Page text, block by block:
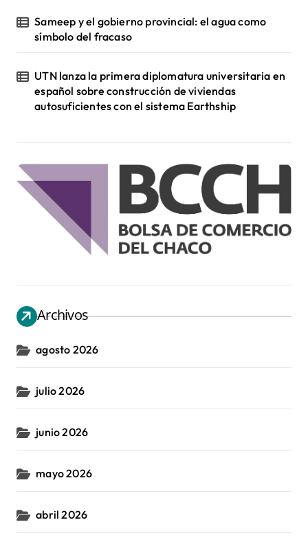
Sameep y el gobierno provincial: el agua como
símbolo del fracaso
UTN lanza la primera diplomatura universitaria en
español sobre construcción de viviendas
autosuficientes con el sistema Earthship
Archivos
agosto 2026
julio 2026
junio 2026
mayo 2026
abril 2026